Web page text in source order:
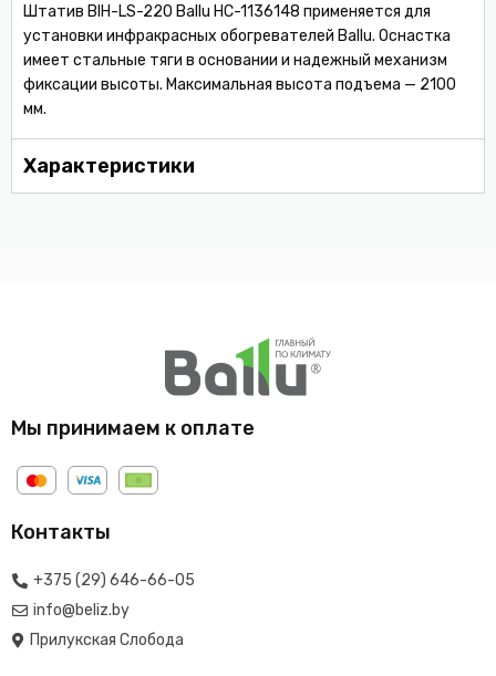
Штатив BIH-LS-220 Ballu НС-1136148 применяется для
установки инфракрасных обогревателей Ballu. Оснастка
имеет стальные тяги в основании и надежный механизм
фиксации высоты. Максимальная высота подъема — 2100
мм.
Характеристики
Мы принимаем к оплате
Контакты
+375 (29) 646-66-05
info@beliz.by
Прилукская Слобода